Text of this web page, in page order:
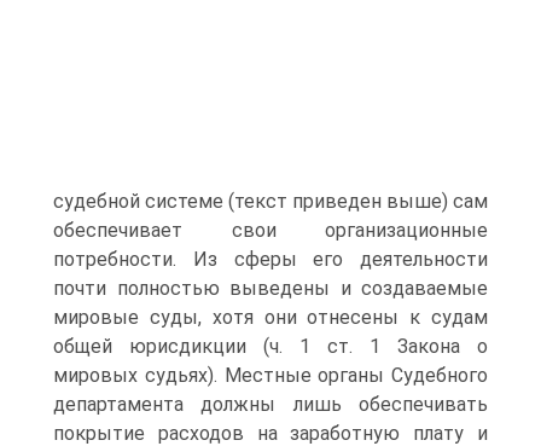
судебной системе (текст приведен выше) сам
обеспечивает свои организационные
потребности. Из сферы его деятельности
почти полностью выведены и создаваемые
мировые суды, хотя они отнесены к судам
общей юрисдикции (ч. 1 ст. 1 Закона о
мировых судьях). Местные органы Судебного
департамента должны лишь обеспечивать
покрытие расходов на заработную плату и